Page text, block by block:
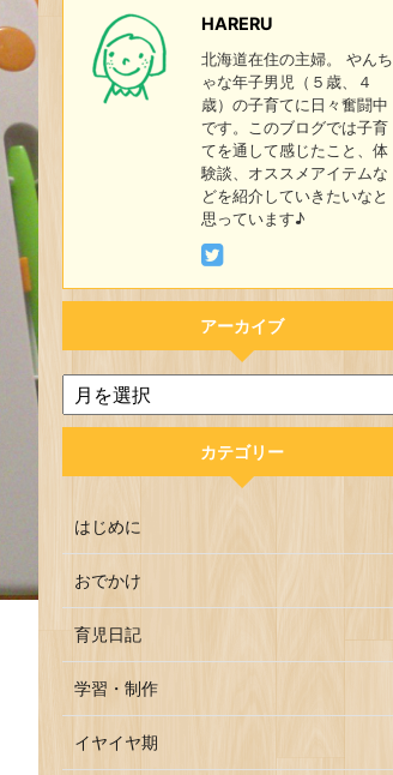
HARERU
北海道在住の主婦。 やんち
ゃな年子男児（５歳、４
歳）の子育てに日々奮闘中
です。このブログでは子育
てを通して感じたこと、体
験談、オススメアイテムな
どを紹介していきたいなと
思っています♪
アーカイブ
カテゴリー
はじめに
おでかけ
育児日記
学習・制作
イヤイヤ期